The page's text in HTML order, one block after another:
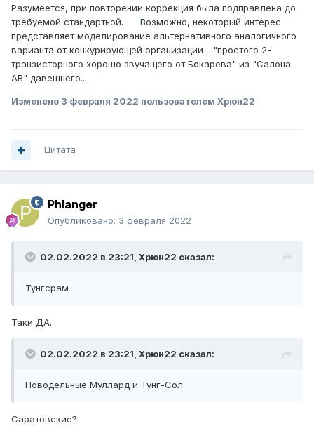
Разумеется, при повторении коррекция была подправлена до
требуемой стандартной. Возможно, некоторый интерес
представляет моделирование альтернативного аналогичного
варианта от конкурирующей организации - "простого 2-
транзисторного хорошо звучащего от Бокарева" из "Салона
АВ" давешнего...
Изменено 3 февраля 2022 пользователем Xpюн22
Цитата
Phlanger
Опубликовано: 3 февраля 2022
02.02.2022 в 23:21, Xpюн22 сказал:
Тунгсрам
Таки ДА.
02.02.2022 в 23:21, Xpюн22 сказал:
Новодельные Муллард и Тунг-Сол
Саратовские?